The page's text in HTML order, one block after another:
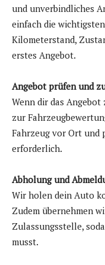
und unverbindliches
einfach die
Kilometerstand,
erstes Angebot.
Angebot prüfen und
Wenn dir das
zur
Fahrzeug vor Ort und
erforderlich.
Abholung und
Wir holen dein Auto
Zudem übernehmen
Zulassungsstelle,
musst.